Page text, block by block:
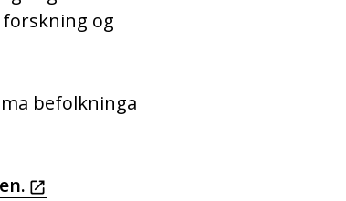
og
befolkninga